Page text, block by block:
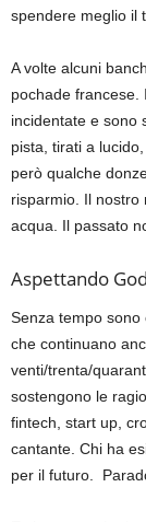
spendere meglio il
A volte alcuni
pochade francese.
incidentate e sono
pista, tirati a
però qualche
risparmio. Il nostro
acqua. Il passato
Aspettando
Senza tempo
che continuano
venti/trenta/
sostengono le
fintech, start up,
cantante. Chi ha
per il futuro.